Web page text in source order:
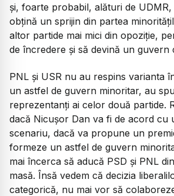
și, foarte probabil, alături de
obțină un sprijin din partea
altor partide mai mici din opoziție,
de încredere și să devină un guvern
PNL și USR nu au respins varianta
un astfel de guvern minoritar, au
reprezentanți ai celor două partide.
dacă Nicușor Dan va fi de acord cu
scenariu, dacă va propune un
formeze un astfel de guvern
mai încerca să aducă PSD și PNL
masă. Însă vedem că decizia
categorică, nu mai vor să